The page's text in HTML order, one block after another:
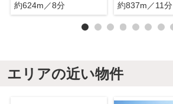
約624m／8分
約837m／11分
エリアの近い物件